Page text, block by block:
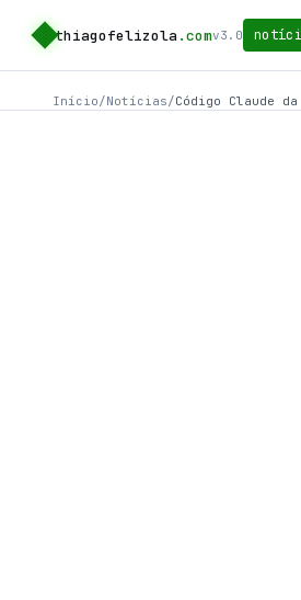
thiagofelizola .comv3.0
Início/Notícias/Código Claude